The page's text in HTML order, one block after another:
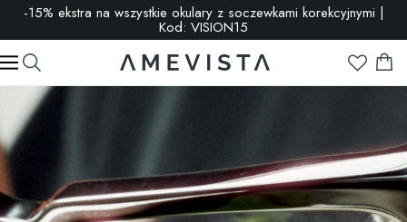
-15% ekstra na wszystkie okulary z soczewkami korekcyjnymi |
Kod: VISION15